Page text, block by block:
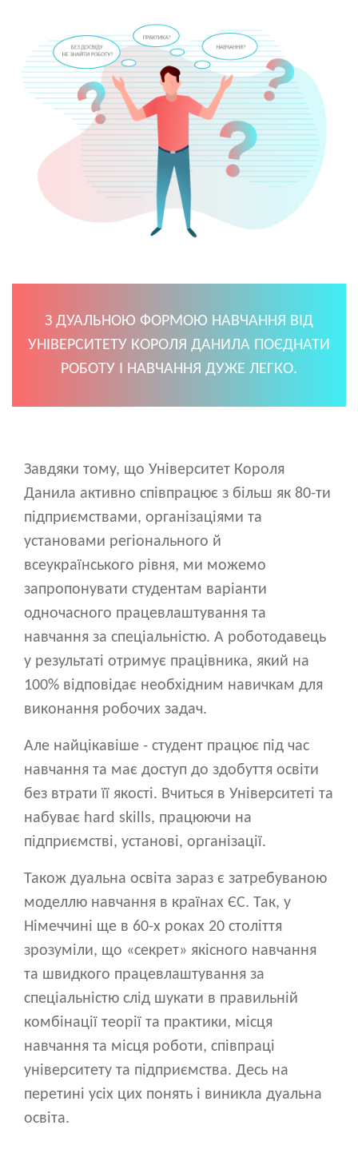
З ДУАЛЬНОЮ ФОРМОЮ НАВЧАННЯ ВІД
УНІВЕРСИТЕТУ КОРОЛЯ ДАНИЛА ПОЄДНАТИ
РОБОТУ І НАВЧАННЯ ДУЖЕ ЛЕГКО.
Завдяки тому, що Університет Короля
Данила активно співпрацює з більш як 80-ти
підприємствами, організаціями та
установами регіонального й
всеукраїнського рівня, ми можемо
запропонувати студентам варіанти
одночасного працевлаштування та
навчання за спеціальністю. А роботодавець
у результаті отримує працівника, який на
100% відповідає необхідним навичкам для
виконання робочих задач.
Але найцікавіше - студент працює під час
навчання та має доступ до здобуття освіти
без втрати її якості. Вчиться в Університеті та
набуває hard skills, працюючи на
підприємстві, установі, організації.
Також дуальна освіта зараз є затребуваною
моделлю навчання в країнах ЄС. Так, у
Німеччині ще в 60-х роках 20 століття
зрозуміли, що «секрет» якісного навчання
та швидкого працевлаштування за
спеціальністю слід шукати в правильній
комбінації теорії та практики, місця
навчання та місця роботи, співпраці
університету та підприємства. Десь на
перетині усіх цих понять і виникла дуальна
освіта.